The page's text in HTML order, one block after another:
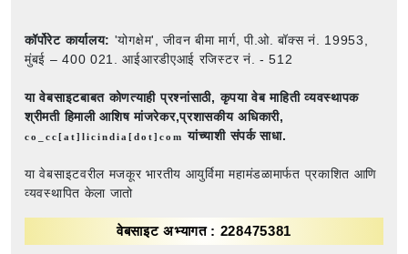
कॉर्पोरेट कार्यालय: 'योगक्षेम', जीवन बीमा मार्ग, पी.ओ. बॉक्स नं. 19953,
मुंबई – 400 021. आईआरडीएआई रजिस्टर नं. - 512
या वेबसाइटबाबत कोणत्याही प्रश्नांसाठी, कृपया वेब माहिती व्यवस्थापक
श्रीमती हिमाली आशिष मांजरेकर,प्रशासकीय अधिकारी,
co_cc[at]licindia[dot]comयांच्याशी संपर्क साधा.
या वेबसाइटवरील मजकूर भारतीय आयुर्विमा महामंडळामार्फत प्रकाशित आणि
व्यवस्थापित केला जातो
वेबसाइट अभ्यागत : 228475381